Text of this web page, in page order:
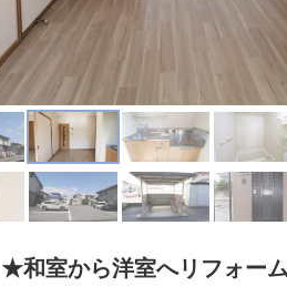
★和室から洋室へリフォー